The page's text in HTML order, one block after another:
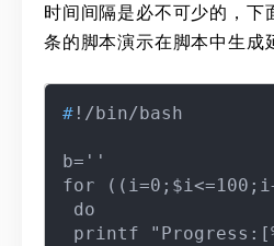
时间间隔是必不可少的，
条的脚本演示在脚本中生成
# !/bin/bash
b=''
for
do
printf